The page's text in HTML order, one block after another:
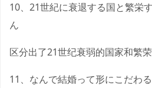
10、21世紀に衰退する国と繁栄
ん
区分出了21世纪衰弱的国家和繁
11、なんで結婚って形にこだわ